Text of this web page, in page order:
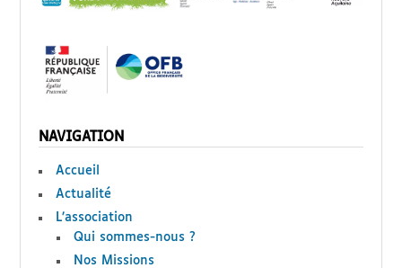
NAVIGATION
Accueil
Actualité
L’association
Qui sommes-nous ?
Nos Missions